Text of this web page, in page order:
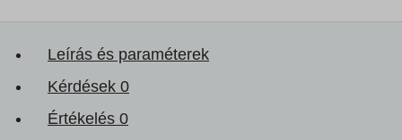
Leírás és paraméterek
Kérdések 0
Értékelés 0